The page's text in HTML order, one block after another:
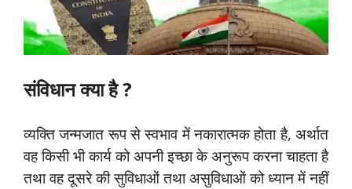
संविधान क्या है ?
व्यक्ति जन्मजात रूप से स्वभाव में नकारात्मक होता है, अर्थात
वह किसी भी कार्य को अपनी इच्छा के अनुरूप करना चाहता है
तथा वह दूसरे की सुविधाओं तथा असुविधाओं को ध्यान में नहीं